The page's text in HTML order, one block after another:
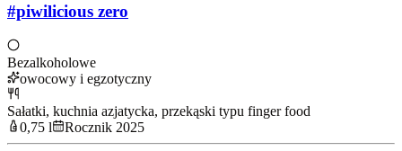
#piwilicious zero
Bezalkoholowe
owocowy i egzotyczny
Sałatki, kuchnia azjatycka, przekąski typu finger food
0,75 l
Rocznik 2025